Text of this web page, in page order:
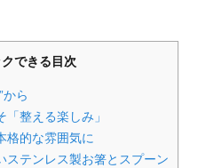
できる目次
から
整える楽しみ」
格的な雰囲気に
ステンレス製お箸とスプーン